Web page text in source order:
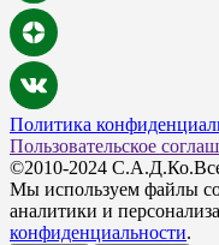
Политика
Пользовательское
©2010-2024
Мы используем файлы
аналитики и
конфиденциальности.